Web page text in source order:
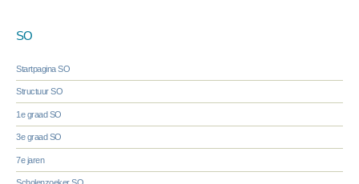
SO
Startpagina SO
Structuur SO
1e graad SO
3e graad SO
7e jaren